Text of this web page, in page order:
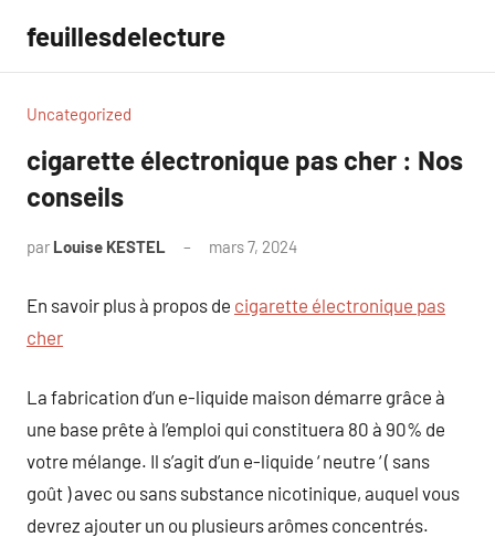
contenu
feuillesdelecture
Uncategorized
cigarette électronique pas cher : Nos
conseils
par Louise KESTEL mars 7, 2024
En savoir plus à propos de cigarette électronique pas
cher
La fabrication d’un e-liquide maison démarre grâce à
une base prête à l’emploi qui constituera 80 à 90% de
votre mélange. Il s’agit d’un e-liquide ‘ neutre ‘ ( sans
goût ) avec ou sans substance nicotinique, auquel vous
devrez ajouter un ou plusieurs arômes concentrés.